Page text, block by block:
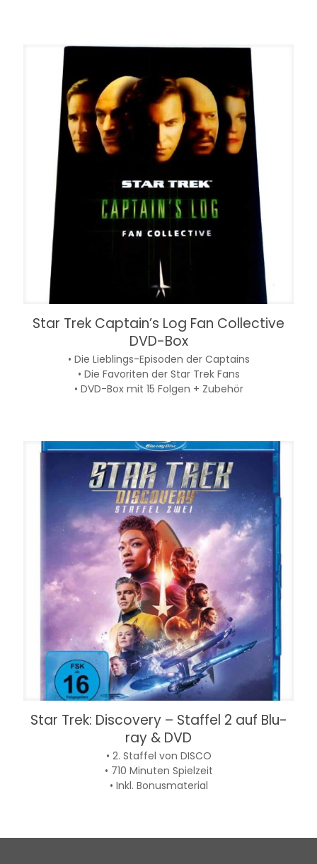
Star Trek Captain’s Log Fan Collective
DVD-Box
• Die Lieblings-Episoden der Captains
• Die Favoriten der Star Trek Fans
• DVD-Box mit 15 Folgen + Zubehör
Star Trek: Discovery – Staffel 2 auf Blu-
ray & DVD
• 2. Staffel von DISCO
• 710 Minuten Spielzeit
• Inkl. Bonusmaterial